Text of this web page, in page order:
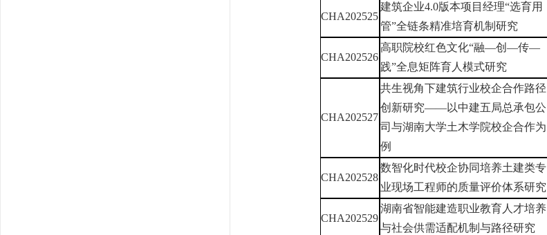
CHA202525
建筑企业4.0版本项目经理“选育用
管”全链条精准培育机制研究
CHA202526
高职院校红色文化“融—创 —传—
践”全息矩阵育人模式研究
CHA202527
共生视角下建筑行业校企合作路径
创新研究——以中建五局总承包公
司与湖南大学土木学院校企合作为
例
CHA202528
数智化时代校企协同培养土建类专
业现场工程师的质量评价体系研究
CHA202529
湖南省智能建造职业教育人才培养
与社会供需适配机制与路径研究